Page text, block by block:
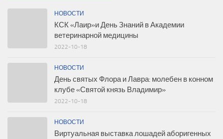
НОВОСТИ
КСК «Лаир»и День Знаний в Академии
ветеринарной медицины
2022-10-18
НОВОСТИ
День святых Флора и Лавра: молебен в конном
клубе «Святой князь Владимир»
2022-10-18
НОВОСТИ
Виртуальная выставка лошадей аборигенных